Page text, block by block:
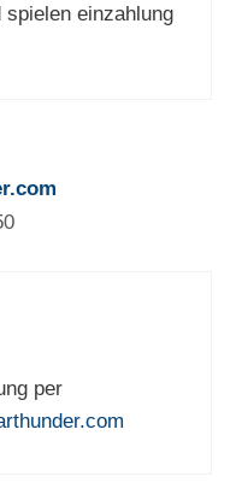
einzahlung
per